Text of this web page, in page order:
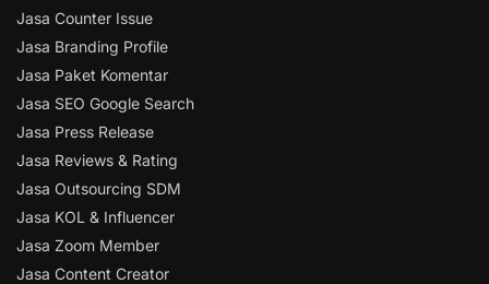
Jasa Counter Issue
Jasa Branding Profile
Jasa Paket Komentar
Jasa SEO Google Search
Jasa Press Release
Jasa Reviews & Rating
Jasa Outsourcing SDM
Jasa KOL & Influencer
Jasa Zoom Member
Jasa Content Creator